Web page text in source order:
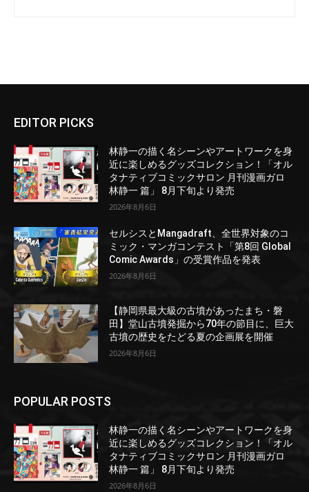
EDITOR PICKS
林静一の描く名シーンやアートワークを身
近に楽しめるグッズコレクション！「オル
タナティブコミックサロン 月刊漫画ガロ
林静一 篇」 8月下旬より発売
2026年8月6日
セルシスとMangadraft、全世界対象のコ
ミック・マンガコンテスト「第8回 Global
Comic Awards」の受賞作品を発表
2026年8月6日
【静岡県最大級の古墳があったまち・磐
田】堂山古墳発掘から70年の節目に、巨大
古墳の歴史をたどる夏の企画展を開催
2026年8月6日
POPULAR POSTS
林静一の描く名シーンやアートワークを身
近に楽しめるグッズコレクション！「オル
タナティブコミックサロン 月刊漫画ガロ
林静一 篇」 8月下旬より発売
2026年8月6日